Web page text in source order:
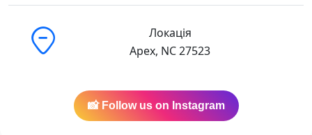
Локація
Apex, NC 27523
📸 Follow us on Instagram